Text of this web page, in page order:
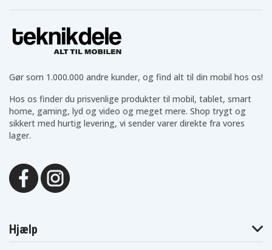
Gør som 1.000.000 andre kunder, og find alt til din mobil hos os!
Hos os finder du prisvenlige produkter til mobil, tablet, smart
home, gaming, lyd og video og meget mere. Shop trygt og
sikkert med hurtig levering, vi sender varer direkte fra vores
lager.
Hjælp